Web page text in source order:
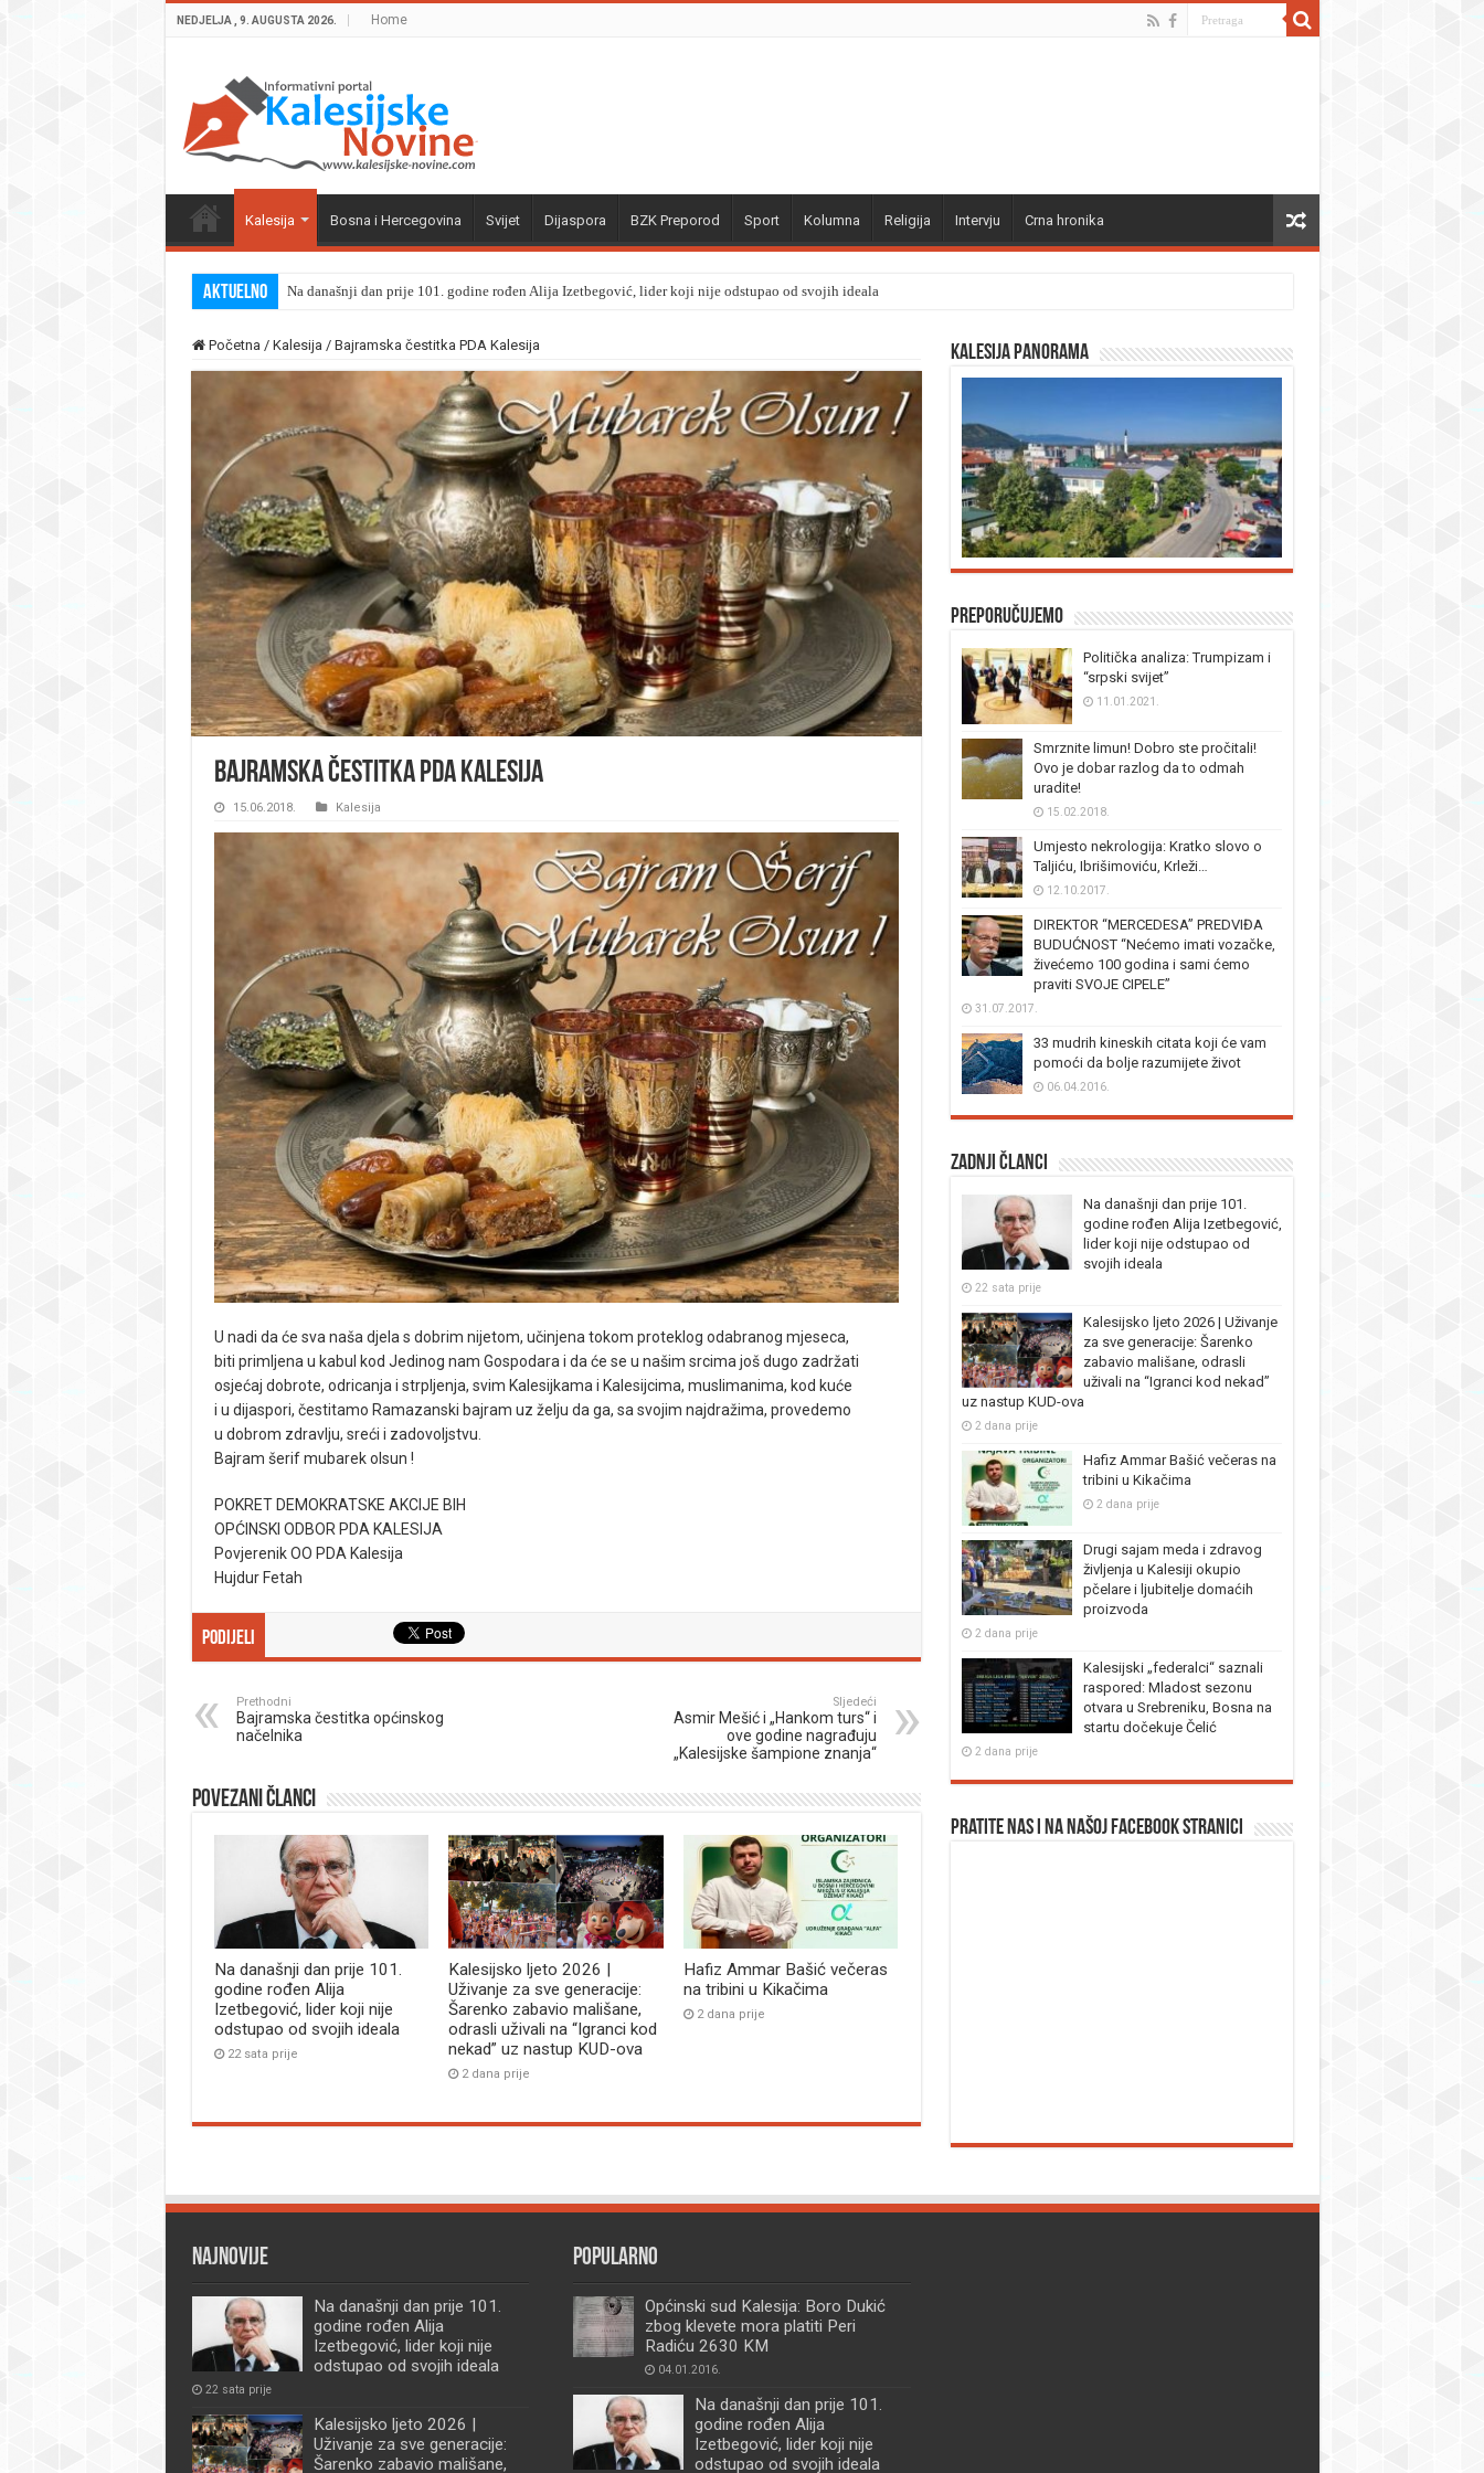
NEDJELJA , 9. AUGUSTA 2026. Home
Kalesija Bosna i Hercegovina Svijet Dijaspora BZK Preporod Sport Kolumna Religija Intervju Crna hronika
Aktuelno Na današnji dan prije 101. godine rođen Alija Izetbegović, lider koji nije odstupao od svojih ideala
Početna / Kalesija / Bajramska čestitka PDA Kalesija
Bajramska čestitka PDA Kalesija
15.06.2018. Kalesija
U nadi da će sva naša djela s dobrim nijetom, učinjena tokom proteklog odabranog mjeseca,
biti primljena u kabul kod Jedinog nam Gospodara i da će se u našim srcima još dugo zadržati
osjećaj dobrote, odricanja i strpljenja, svim Kalesijkama i Kalesijcima, muslimanima, kod kuće
i u dijaspori, čestitamo Ramazanski bajram uz želju da ga, sa svojim najdražima, provedemo
u dobrom zdravlju, sreći i zadovoljstvu.
Bajram šerif mubarek olsun !
POKRET DEMOKRATSKE AKCIJE BIH
OPĆINSKI ODBOR PDA KALESIJA
Povjerenik OO PDA Kalesija
Hujdur Fetah
Podijeli
Prethodni
Bajramska čestitka općinskog
načelnika
Sljedeći
Asmir Mešić i „Hankom turs“ i
ove godine nagrađuju
„Kalesijske šampione znanja“
Povezani članci
Na današnji dan prije 101.
godine rođen Alija
Izetbegović, lider koji nije
odstupao od svojih ideala
22 sata prije
Kalesijsko ljeto 2026 |
Uživanje za sve generacije:
Šarenko zabavio mališane,
odrasli uživali na “Igranci kod
nekad” uz nastup KUD-ova
2 dana prije
Hafiz Ammar Bašić večeras
na tribini u Kikačima
2 dana prije
Kalesija panorama
Preporučujemo
Politička analiza: Trumpizam i
“srpski svijet”
11.01.2021.
Smrznite limun! Dobro ste pročitali!
Ovo je dobar razlog da to odmah
uradite!
15.02.2018.
Umjesto nekrologija: Kratko slovo o
Taljiću, Ibrišimoviću, Krleži…
12.10.2017.
DIREKTOR “MERCEDESA” PREDVIĐA
BUDUĆNOST “Nećemo imati vozačke,
živećemo 100 godina i sami ćemo
praviti SVOJE CIPELE”
31.07.2017.
33 mudrih kineskih citata koji će vam
pomoći da bolje razumijete život
06.04.2016.
Zadnji članci
Na današnji dan prije 101.
godine rođen Alija Izetbegović,
lider koji nije odstupao od
svojih ideala
22 sata prije
Kalesijsko ljeto 2026 | Uživanje
za sve generacije: Šarenko
zabavio mališane, odrasli
uživali na “Igranci kod nekad”
uz nastup KUD-ova
2 dana prije
Hafiz Ammar Bašić večeras na
tribini u Kikačima
2 dana prije
Drugi sajam meda i zdravog
življenja u Kalesiji okupio
pčelare i ljubitelje domaćih
proizvoda
2 dana prije
Kalesijski „federalci“ saznali
raspored: Mladost sezonu
otvara u Srebreniku, Bosna na
startu dočekuje Čelić
2 dana prije
Pratite nas i na našoj facebook stranici
Najnovije
Na današnji dan prije 101.
godine rođen Alija
Izetbegović, lider koji nije
odstupao od svojih ideala
22 sata prije
Kalesijsko ljeto 2026 |
Uživanje za sve generacije:
Šarenko zabavio mališane,
Popularno
Općinski sud Kalesija: Boro Dukić
zbog klevete mora platiti Peri
Radiću 2630 KM
04.01.2016.
Na današnji dan prije 101.
godine rođen Alija
Izetbegović, lider koji nije
odstupao od svojih ideala